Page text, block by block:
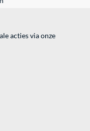
acties via onze